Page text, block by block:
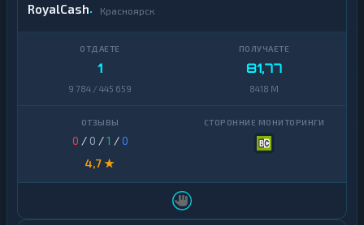
RoyalCash Красноярск
1
9 784 / 445 659
81,77
8418 M
0 / 0 /1 /0
4,7 ★